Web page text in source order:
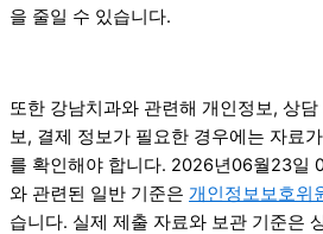
을 줄일 수 있습니다.
또한 강남치과와 관련해 개인정보, 상
보, 결제 정보가 필요한 경우에는 자료
를 확인해야 합니다. 2026년06월23일
와 관련된 일반 기준은 개인정보보호위
습니다. 실제 제출 자료와 보관 기준은